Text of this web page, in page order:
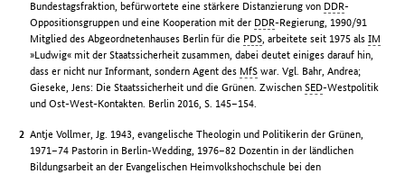
Bundestagsfraktion, befürwortete eine stärkere Distanzierung von DDR-
Oppositionsgruppen und eine Kooperation mit der DDR-Regierung, 1990/91
Mitglied des Abgeordnetenhauses Berlin für die PDS , arbeitete seit 1975 alsIM
»Ludwig« mit der Staatssicherheit zusammen, dabei deutet einiges darauf hin,
dass er nicht nur Informant, sondern Agent des MfS war. Vgl. Bahr, Andrea;
Gieseke, Jens: Die Staatssicherheit und die Grünen. ZwischenSED-Westpolitik
und Ost-West-Kontakten. Berlin 2016, S. 145–154.
Antje Vollmer, Jg. 1943, evangelische Theologin und Politikerin der Grünen,
1971–74 Pastorin in Berlin-Wedding, 1976–82 Dozentin in der ländlichen
Bildungsarbeit an der Evangelischen Heimvolkshochschule bei den